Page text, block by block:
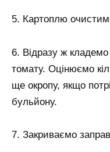
5. Картоплю
6. Відразу ж
томату. Оцінюємо
ще окропу, якщо
бульйону.
7. Закриваємо